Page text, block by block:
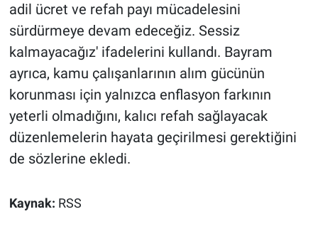
adil ücret ve refah payı mücadelesini
sürdürmeye devam edeceğiz. Sessiz
kalmayacağız' ifadelerini kullandı. Bayram
ayrıca, kamu çalışanlarının alım gücünün
korunması için yalnızca enflasyon farkının
yeterli olmadığını, kalıcı refah sağlayacak
düzenlemelerin hayata geçirilmesi gerektiğini
de sözlerine ekledi.
Kaynak: RSS